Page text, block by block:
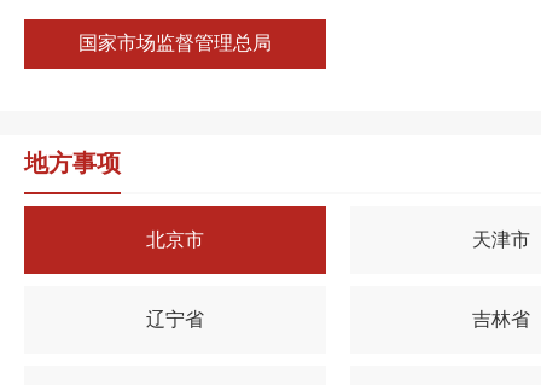
国家市场监督管理总局
地方事项
北京市 天津市
辽宁省 吉林省